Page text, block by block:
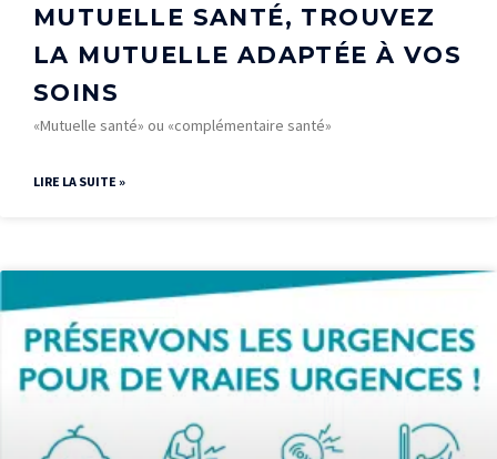
MUTUELLE SANTÉ, TROUVEZ
LA MUTUELLE ADAPTÉE À VOS
SOINS
«Mutuelle santé» ou «complémentaire santé»
LIRE LA SUITE »